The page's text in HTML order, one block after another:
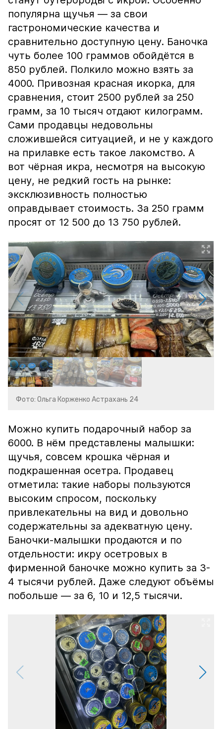
популярна щучья — за свои
гастрономические качества и
сравнительно доступную цену. Баночка
чуть более 100 граммов обойдётся в
850 рублей. Полкило можно взять за
4000. Привозная красная икорка, для
сравнения, стоит 2500 рублей за 250
грамм, за 10 тысяч отдают килограмм.
Сами продавцы недовольны
сложившейся ситуацией, и не у каждого
на прилавке есть такое лакомство. А
вот чёрная икра, несмотря на высокую
цену, не редкий гость на рынке:
эксклюзивность полностью
оправдывает стоимость. За 250 грамм
просят от 12 500 до 13 750 рублей.
Фото: Ольга Корженко Астрахань 24
Можно купить подарочный набор за
6000. В нём представлены малышки:
щучья, совсем крошка чёрная и
подкрашенная осетра. Продавец
отметила: такие наборы пользуются
высоким спросом, поскольку
привлекательны на вид и довольно
содержательны за адекватную цену.
Баночки-малышки продаются и по
отдельности: икру осетровых в
фирменной баночке можно купить за 3-
4 тысячи рублей. Даже следуют объёмы
побольше — за 6, 10 и 12,5 тысячи.